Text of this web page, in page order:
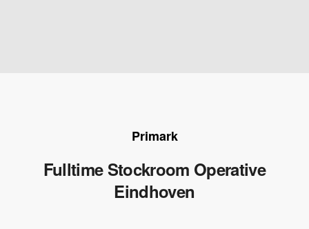
Primark
Fulltime Stockroom Operative
Eindhoven